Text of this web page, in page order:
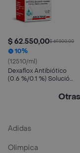
$ 62.550,00$ 69.500,00
10%
(12510/ml)
Dexaflox Antibiótico
(0.6 %/0.1 %) Solución
Adidas
Olimpica